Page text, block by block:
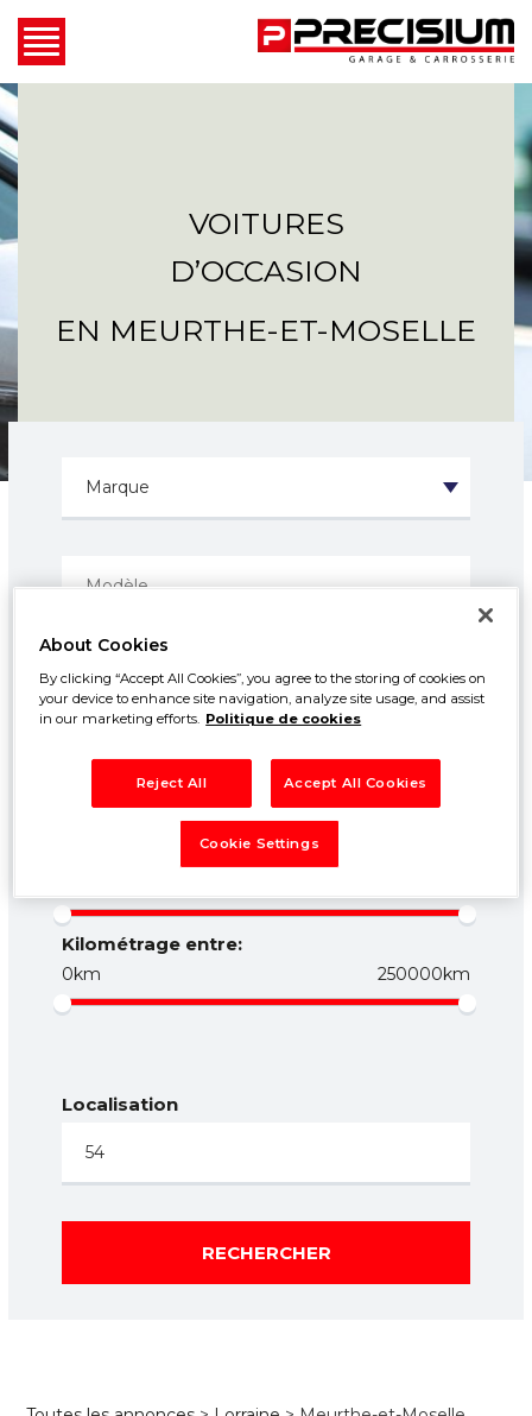
VOITURES
D’OCCASION
EN MEURTHE-ET-MOSELLE
Prix entre:
Kilométrage entre:
0km 250000km
Localisation
RECHERCHER
About Cookies
By clicking “Accept All Cookies”, you agree to the storing of cookies on
your device to enhance site navigation, analyze site usage, and assist
in our marketing efforts. Politique de cookies
Reject All Accept All Cookies
Cookie Settings